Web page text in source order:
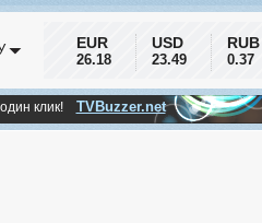
EUR
26.18
USD
23.49
RUB
0.37
клик! TVBuzzer.net